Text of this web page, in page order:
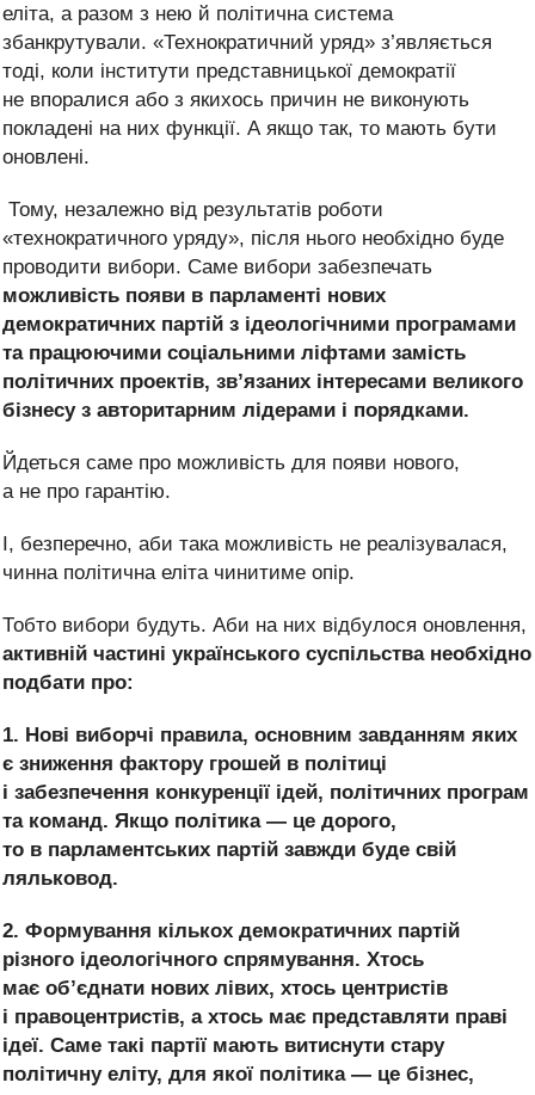
еліта, а разом з нею й політична система
збанкрутували. «Технократичний уряд» з’являється
тоді, коли інститути представницької демократії
не впоралися або з якихось причин не виконують
покладені на них функції. А якщо так, то мають бути
оновлені.
Тому, незалежно від результатів роботи
«технократичного уряду», після нього необхідно буде
проводити вибори. Саме вибори забезпечать
можливість появи в парламенті нових
демократичних партій з ідеологічними програмами
та працюючими соціальними ліфтами замість
політичних проектів, зв’язаних інтересами великого
бізнесу з авторитарним лідерами і порядками.
Йдеться саме про можливість для появи нового,
а не про гарантію.
І, безперечно, аби така можливість не реалізувалася,
чинна політична еліта чинитиме опір.
Тобто вибори будуть. Аби на них відбулося оновлення,
активній частині українського суспільства необхідно
подбати про:
1. Нові виборчі правила, основним завданням яких
є зниження фактору грошей в політиці
і забезпечення конкуренції ідей, політичних програм
та команд. Якщо політика — це дорого,
то в парламентських партій завжди буде свій
ляльковод.
2. Формування кількох демократичних партій
різного ідеологічного спрямування. Хтось
має об’єднати нових лівих, хтось центристів
і правоцентристів, а хтось має представляти праві
ідеї. Саме такі партії мають витиснути стару
політичну еліту, для якої політика — це бізнес,